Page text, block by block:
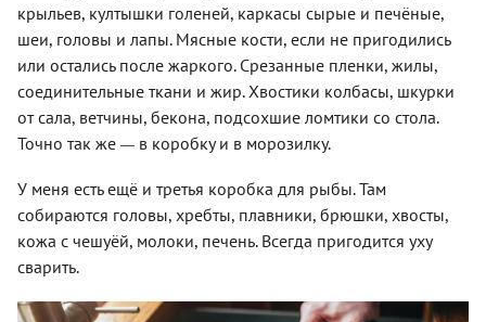
крыльев, култышки голеней, каркасы сырые и печёные,
шеи, головы и лапы. Мясные кости, если не пригодились
или остались после жаркого. Срезанные пленки, жилы,
соединительные ткани и жир. Хвостики колбасы, шкурки
от сала, ветчины, бекона, подсохшие ломтики со стола.
Точно так же — в коробку и в морозилку.
У меня есть ещё и третья коробка для рыбы. Там
собираются головы, хребты, плавники, брюшки, хвосты,
кожа с чешуёй, молоки, печень. Всегда пригодится уху
сварить.